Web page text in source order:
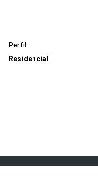
Perfil:
Residencial